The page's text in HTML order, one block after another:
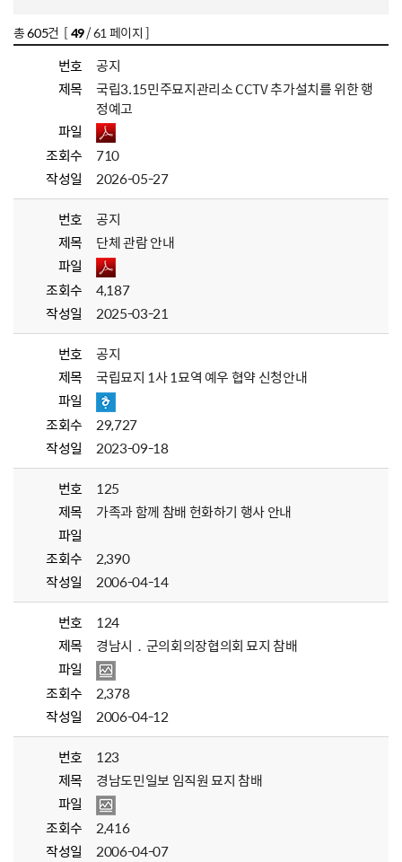
총605건 [49/ 61 페이지 ]
번호
공지
제목
국립3.15민주묘지관리소 CCTV 추가설치를 위한 행
정예고
파일
조회수
710
작성일
2026-05-27
번호
공지
제목
단체 관람 안내
파일
조회수
4,187
작성일
2025-03-21
번호
공지
제목
국립묘지 1사 1묘역 예우 협약 신청안내
파일
조회수
29,727
작성일
2023-09-18
번호
125
제목
가족과 함께 참배 헌화하기 행사 안내
파일
조회수
2,390
작성일
2006-04-14
번호
124
제목
경남시．군의회의장협의회 묘지 참배
파일
조회수
2,378
작성일
2006-04-12
번호
123
제목
경남도민일보 임직원 묘지 참배
파일
조회수
2,416
작성일
2006-04-07